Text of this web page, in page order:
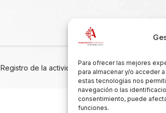
Para ofrecer las mejores
para almacenar y/o acceder
estas tecnologías nos
navegación o las
consentimiento, puede
funciones.
Registro de la actividad Cookies